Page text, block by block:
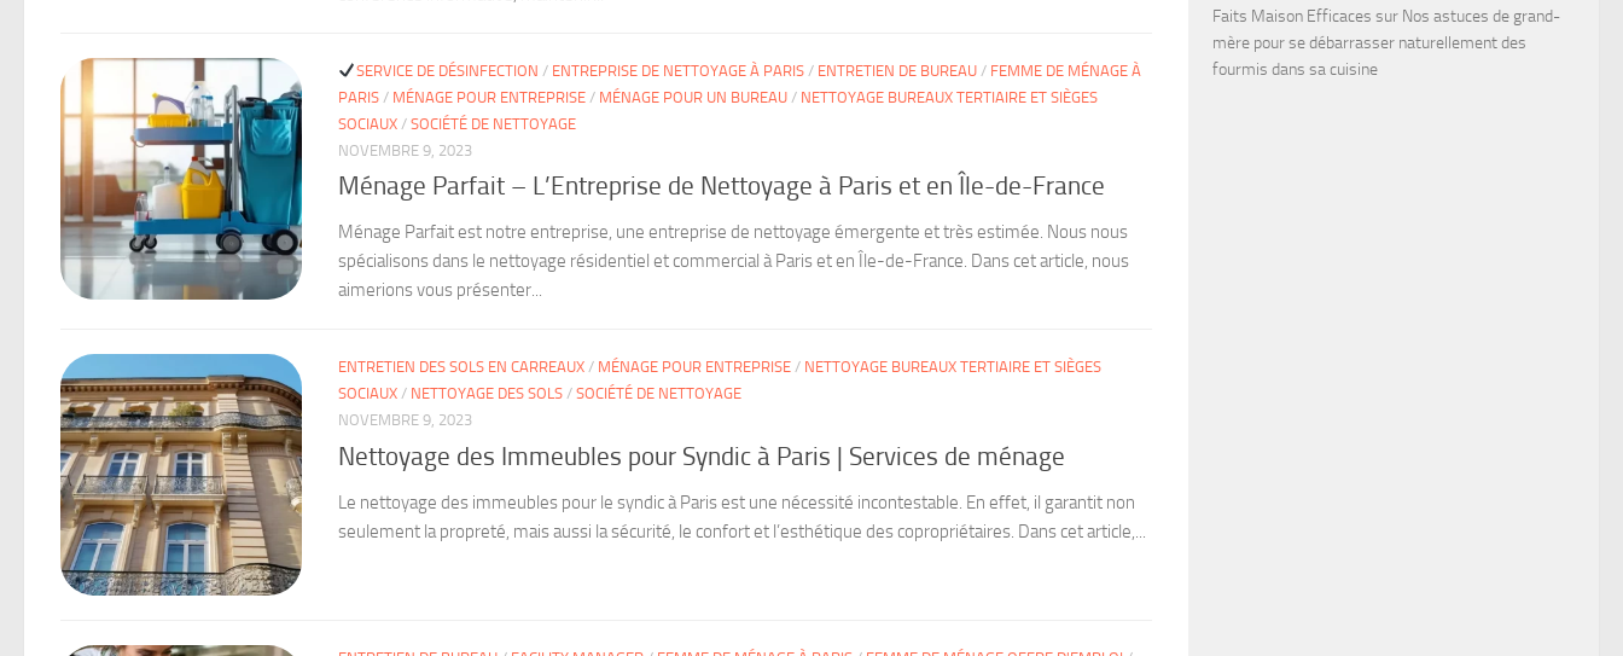
SERVICE DE DÉSINFECTION / ENTREPRISE DE NETTOYAGE À PARIS/ ENTRETIEN DE BUREAU/ FEMME DE MÉNAGE À
PARIS / MÉNAGE POUR ENTREPRISE / MÉNAGE POUR UN BUREAU / NETTOYAGE BUREAUX TERTIAIRE ET SIÈGES
SOCIAUX / SOCIÉTÉ DE NETTOYAGE
NOVEMBRE 9, 2023
Ménage Parfait – L’Entreprise de Nettoyage à Paris et en Île-de-France
Ménage Parfait est notre entreprise, une entreprise de nettoyage émergente et très estimée. Nous nous
spécialisons dans le nettoyage résidentiel et commercial à Paris et en Île-de-France. Dans cet article, nous
aimerions vous présenter...
ENTRETIEN DES SOLS EN CARREAUX / MÉNAGE POUR ENTREPRISE / NETTOYAGE BUREAUX TERTIAIRE ET SIÈGES
SOCIAUX / NETTOYAGE DES SOLS / SOCIÉTÉ DE NETTOYAGE
NOVEMBRE 9, 2023
Nettoyage des Immeubles pour Syndic à Paris | Services de ménage
Le nettoyage des immeubles pour le syndic à Paris est une nécessité incontestable. En effet, il garantit non
seulement la propreté, mais aussi la sécurité, le confort et l’esthétique des copropriétaires. Dans cet article,...
Faits Maison Efficaces sur Nos astuces de grand-
mère pour se débarrasser naturellement des
fourmis dans sa cuisine